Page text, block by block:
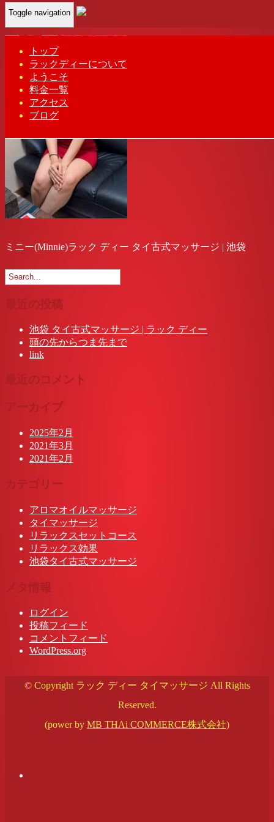
Toggle navigation
トップ
ラックディーについて
ようこそ
料金一覧
アクセス
ブログ
Home-ミニー…
ミニー(Minnie)ラック ディー タイ古式マッサージ | 池袋
最近の投稿
池袋 タイ古式マッサージ | ラック ディー
頭の先からつま先まで
link
最近のコメント
アーカイブ
2025年2月
2021年3月
2021年2月
カテゴリー
アロマオイルマッサージ
タイマッサージ
リラックスセットコース
リラックス効果
池袋タイ古式マッサージ
メタ情報
ログイン
投稿フィード
コメントフィード
WordPress.org
© Copyright ラック ディー タイマッサージ All Rights
Reserved.
(power by MB THAi COMMERCE株式会社)